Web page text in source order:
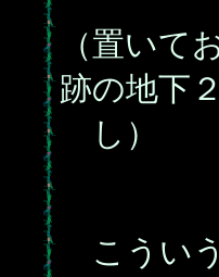
（置いて
跡の地下
し）
こうい